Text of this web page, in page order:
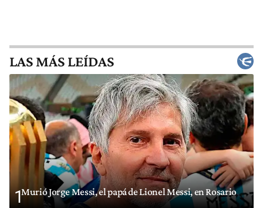
LAS MÁS LEÍDAS
1Murió Jorge Messi, el papá de Lionel Messi, en Rosario